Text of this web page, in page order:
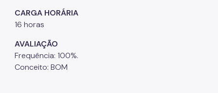
CARGA HORÁRIA
16 horas
AVALIAÇÃO
Frequência: 100%.
Conceito: BOM